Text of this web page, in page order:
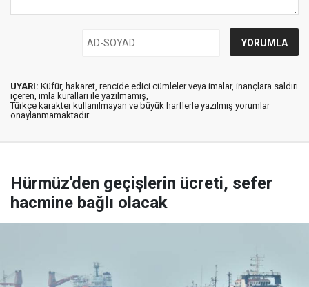
UYARI: Küfür, hakaret, rencide edici cümleler veya imalar, inançlara saldırı
içeren, imla kuralları ile yazılmamış,
Türkçe karakter kullanılmayan ve büyük harflerle yazılmış yorumlar
onaylanmamaktadır.
Hürmüz'den geçişlerin ücreti, sefer
hacmine bağlı olacak